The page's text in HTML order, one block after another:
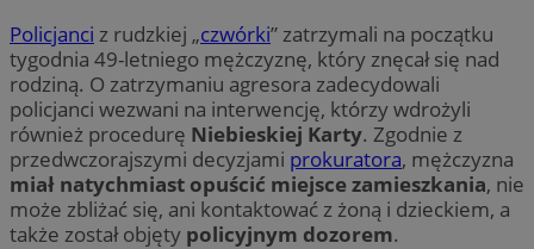
Policjanci z rudzkiej „czwórki” zatrzymali na początku
tygodnia 49-letniego mężczyznę, który znęcał się nad
rodziną. O zatrzymaniu agresora zadecydowali
policjanci wezwani na interwencję, którzy wdrożyli
również procedurę Niebieskiej Karty. Zgodnie z
przedwczorajszymi decyzjami prokuratora, mężczyzna
miał natychmiast opuścić miejsce zamieszkania, nie
może zbliżać się, ani kontaktować z żoną i dzieckiem, a
także został objęty policyjnym dozorem.